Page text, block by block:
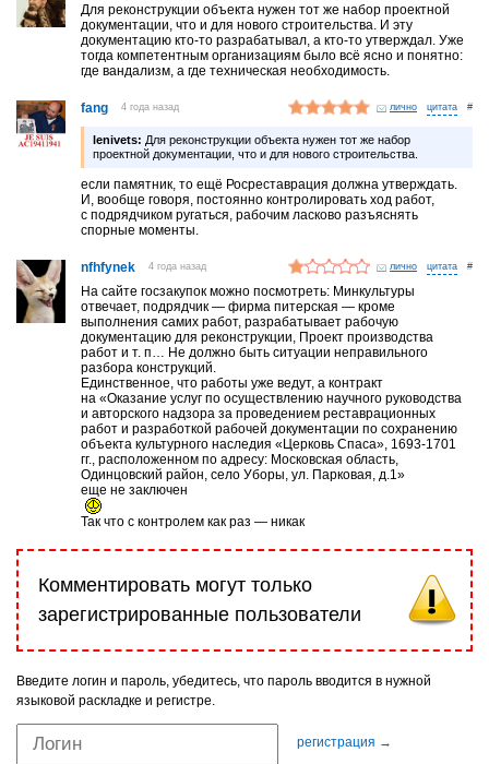
Для реконструкции объекта нужен тот же набор проектной
документации, что и для нового строительства. И эту
документацию кто-то разрабатывал, а кто-то утверждал. Уже
тогда компетентным организациям было всё ясно и понятно:
где вандализм, а где техническая необходимость.
fang 4 года назад лично #
lenivets: Для реконструкции объекта нужен тот же набор
проектной документации, что и для нового строительства.
если памятник, то ещё Росреставрация должна утверждать.
И, вообще говоря, постоянно контролировать ход работ,
с подрядчиком ругаться, рабочим ласково разъяснять
спорные моменты.
nfhfynek 4 года назад лично #
На сайте госзакупок можно посмотреть: Минкультуры
отвечает, подрядчик — фирма питерская — кроме
выполнения самих работ, разрабатывает рабочую
документацию для реконструкции, Проект производства
работ и т. п… Не должно быть ситуации неправильного
разбора конструкций.
Единственное, что работы уже ведут, а контракт
на «Оказание услуг по осуществлению научного руководства
и авторского надзора за проведением реставрационных
работ и разработкой рабочей документации по сохранению
объекта культурного наследия «Церковь Спаса», 1693-1701
гг., расположенном по адресу: Московская область,
Одинцовский район, село Уборы, ул. Парковая, д.1»
еще не заключен
Так что с контролем как раз — никак
Комментировать могут только
зарегистрированные пользователи
Введите логин и пароль, убедитесь, что пароль вводится в нужной
языковой раскладке и регистре.
регистрация →